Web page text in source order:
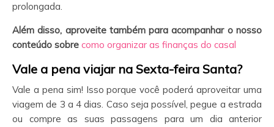
prolongada.
Além disso, aproveite também para acompanhar o nosso
conteúdo sobre como organizar as finanças do casal
Vale a pena viajar na Sexta-feira Santa?
Vale a pena sim! Isso porque você poderá aproveitar uma
viagem de 3 a 4 dias. Caso seja possível, pegue a estrada
ou compre as suas passagens para um dia anterior